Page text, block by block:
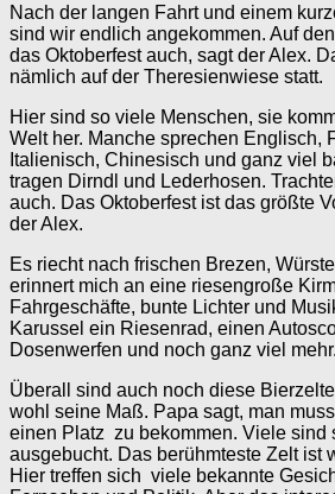
Nach der langen Fahrt und einem
sind wir endlich angekommen. Auf
das Oktoberfest auch, sagt der Alex.
nämlich auf der Theresienwiese statt.
Hier sind so viele Menschen, sie
Welt her. Manche sprechen Englisch,
Italienisch, Chinesisch und ganz viel
tragen Dirndl und Lederhosen.
auch. Das Oktoberfest ist das größte
der Alex.
Es riecht nach frischen Brezen,
erinnert mich an eine riesengroße
Fahrgeschäfte, bunte Lichter und
Karussel ein Riesenrad, einen
Dosenwerfen und noch ganz viel mehr.
Überall sind auch noch diese
wohl seine Maß. Papa sagt, man
einen Platz zu bekommen. Viele sind
ausgebucht. Das berühmteste Zelt ist
Hier treffen sich viele bekannte